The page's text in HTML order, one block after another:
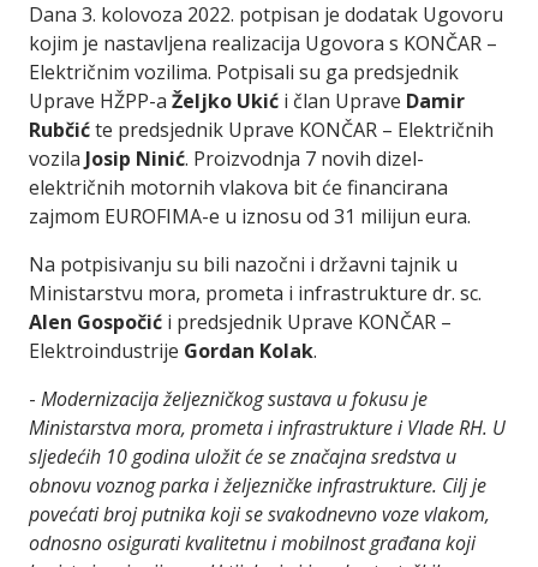
Dana 3. kolovoza 2022. potpisan je dodatak Ugovoru
kojim je nastavljena realizacija Ugovora s KONČAR –
Električnim vozilima. Potpisali su ga predsjednik
Uprave HŽPP-a Željko Ukić i član Uprave Damir
Rubčićte predsjednik Uprave KONČAR – Električnih
vozila Josip Ninić. Proizvodnja 7 novih dizel-
električnih motornih vlakova bit će financirana
zajmom EUROFIMA-e u iznosu od 31 milijun eura.
Na potpisivanju su bili nazočni i državni tajnik u
Ministarstvu mora, prometa i infrastrukture dr. sc.
Alen Gospočić i predsjednik Uprave KONČAR –
Elektroindustrije Gordan Kolak.
- Modernizacija željezničkog sustava u fokusu je
Ministarstva mora, prometa i infrastrukture i Vlade RH. U
sljedećih 10 godina uložit će se značajna sredstva u
obnovu voznog parka i željezničke infrastrukture. Cilj je
povećati broj putnika koji se svakodnevno voze vlakom,
odnosno osigurati kvalitetnu i mobilnost građana koji